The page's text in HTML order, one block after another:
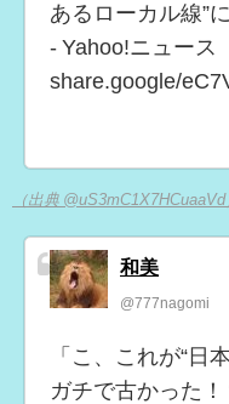
あるローカル線”
- Yahoo!ニュース
share.google/
（出典 @uS3mC1X7HCuaaVd
和美
@777nagomi
「こ、これが“日
ガチで古かった！